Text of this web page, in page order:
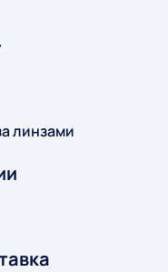
линзами